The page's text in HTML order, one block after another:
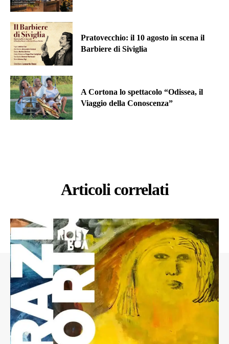
Pratovecchio: il 10 agosto in scena il
Barbiere di Siviglia
A Cortona lo spettacolo “Odissea, il
Viaggio della Conoscenza”
Articoli correlati